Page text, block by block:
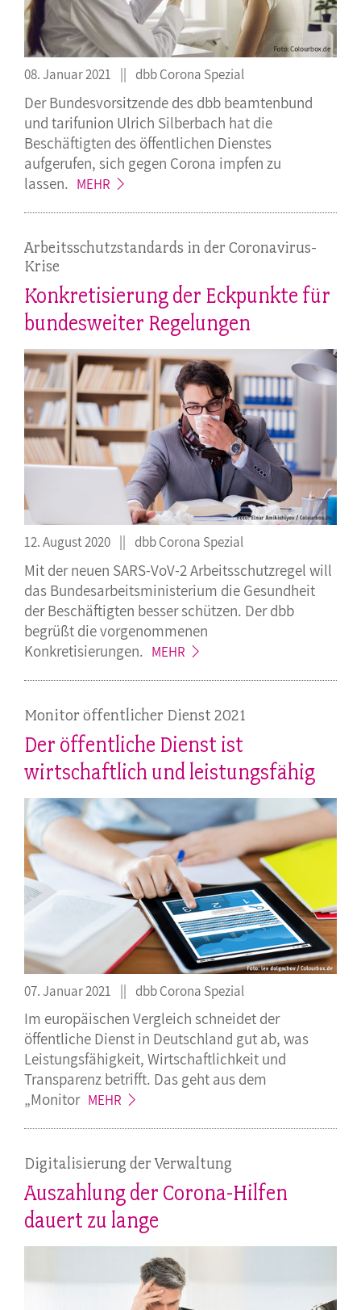
08. Januar 2021 dbb Corona Spezial
Der Bundesvorsitzende des dbb beamtenbund
und tarifunion Ulrich Silberbach hat die
Beschäftigten des öffentlichen Dienstes
aufgerufen, sich gegen Corona impfen zu
lassen. MEHR
Arbeitsschutzstandards in der Coronavirus-
Krise
Konkretisierung der Eckpunkte für
bundesweiter Regelungen
12. August 2020 dbb Corona Spezial
Mit der neuen SARS-VoV-2 Arbeitsschutzregel will
das Bundesarbeitsministerium die Gesundheit
der Beschäftigten besser schützen. Der dbb
begrüßt die vorgenommenen
Konkretisierungen. MEHR
Monitor öffentlicher Dienst 2021
Der öffentliche Dienst ist
wirtschaftlich und leistungsfähig
07. Januar 2021 dbb Corona Spezial
Im europäischen Vergleich schneidet der
öffentliche Dienst in Deutschland gut ab, was
Leistungsfähigkeit, Wirtschaftlichkeit und
Transparenz betrifft. Das geht aus dem
„Monitor MEHR
Digitalisierung der Verwaltung
Auszahlung der Corona-Hilfen
dauert zu lange